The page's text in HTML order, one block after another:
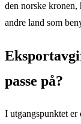
den norske
andre land som
passe på?
I utgangspunktet er